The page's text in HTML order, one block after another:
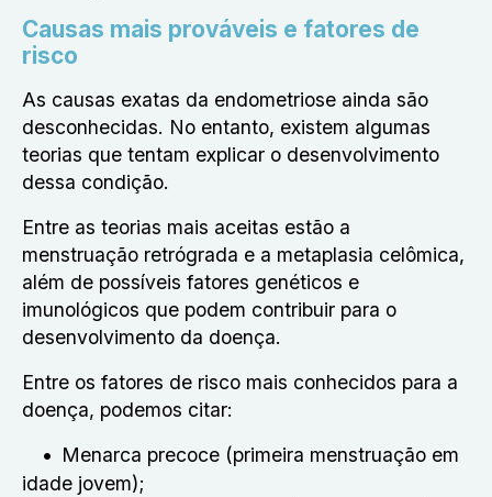
Causas mais prováveis e fatores de
risco
As causas exatas da endometriose ainda são
desconhecidas. No entanto, existem algumas
teorias que tentam explicar o desenvolvimento
dessa condição.
Entre as teorias mais aceitas estão a
menstruação retrógrada e a metaplasia celômica,
além de possíveis fatores genéticos e
imunológicos que podem contribuir para o
desenvolvimento da doença.
Entre os fatores de risco mais conhecidos para a
doença, podemos citar:
Menarca precoce (primeira menstruação em
idade jovem);